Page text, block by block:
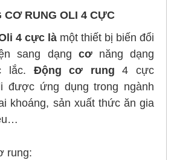
CƠ RUNG OLI 4 CỰC
4 cực là một thiết bị biến đổi
sang dạng cơnăng dạng
lắc. Động cơ rung 4 cực
được ứng dụng trong ngành
khoáng, sản xuất thức ăn gia
rung: